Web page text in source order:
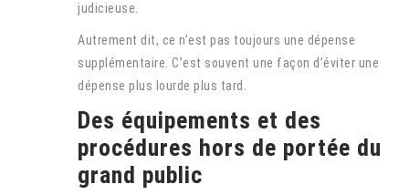
judicieuse.
Autrement dit, ce n’est pas toujours une dépense
supplémentaire. C’est souvent une façon d’éviter une
dépense plus lourde plus tard.
Des équipements et des
procédures hors de portée du
grand public